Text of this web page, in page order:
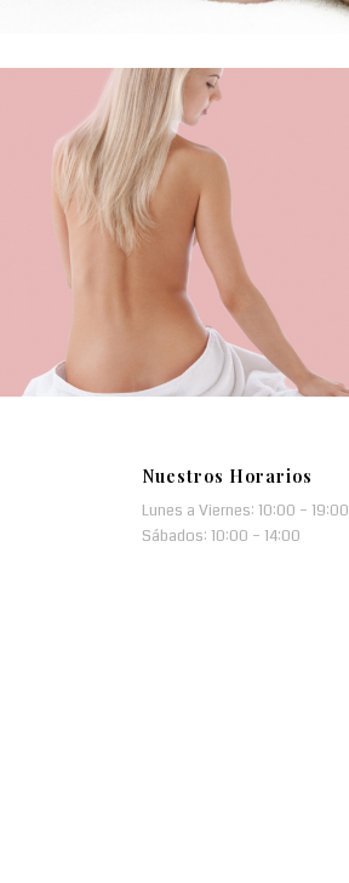
Nuestros Horarios
Lunes a Viernes: 10:00 – 19:00
Sábados: 10:00 – 14:00